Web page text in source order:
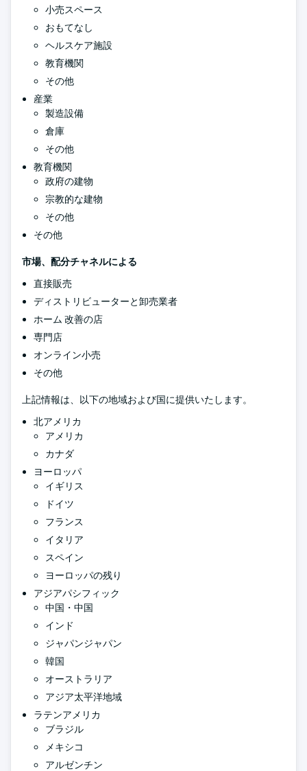
小売スペース
おもてなし
ヘルスケア施設
教育機関
その他
産業
製造設備
倉庫
その他
教育機関
政府の建物
宗教的な建物
その他
その他
市場、配分チャネルによる
直接販売
ディストリビューターと卸売業者
ホーム 改善の店
専門店
オンライン小売
その他
上記情報は、以下の地域および国に提供いたします。
北アメリカ
アメリカ
カナダ
ヨーロッパ
イギリス
ドイツ
フランス
イタリア
スペイン
ヨーロッパの残り
アジアパシフィック
中国・中国
インド
ジャパンジャパン
韓国
オーストラリア
アジア太平洋地域
ラテンアメリカ
ブラジル
メキシコ
アルゼンチン